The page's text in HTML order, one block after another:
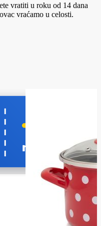
vratiti u roku od 14 dana
vraćamo u celosti.